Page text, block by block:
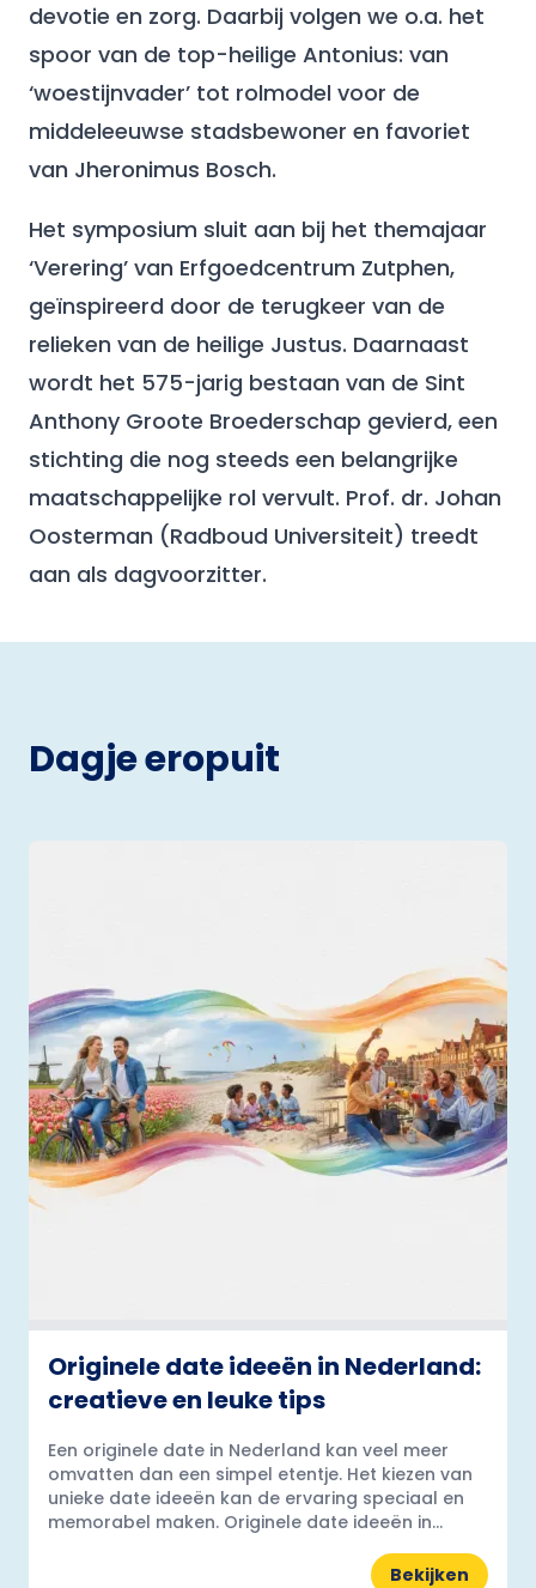
devotie en zorg. Daarbij volgen we o.a. het
spoor van de top-heilige Antonius: van
‘woestijnvader’ tot rolmodel voor de
middeleeuwse stadsbewoner en favoriet
van Jheronimus Bosch.
Het symposium sluit aan bij het themajaar
‘Verering’ van Erfgoedcentrum Zutphen,
geïnspireerd door de terugkeer van de
relieken van de heilige Justus. Daarnaast
wordt het 575-jarig bestaan van de Sint
Anthony Groote Broederschap gevierd, een
stichting die nog steeds een belangrijke
maatschappelijke rol vervult. Prof. dr. Johan
Oosterman (Radboud Universiteit) treedt
aan als dagvoorzitter.
Dagje eropuit
Originele date ideeën in Nederland:
creatieve en leuke tips
Een originele date in Nederland kan veel meer
omvatten dan een simpel etentje. Het kiezen van
unieke date ideeën kan de ervaring speciaal en
memorabel maken. Originele date ideeën in...
Bekijken